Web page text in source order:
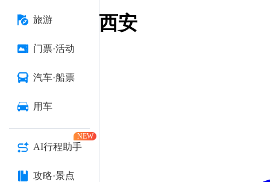
旅游
门票·活动
汽车·船票
用车
AI行程助手
NEW
攻略·景点
西安